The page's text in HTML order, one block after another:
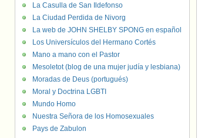
La Casulla de San Ildefonso
La Ciudad Perdida de Nivorg
La web de JOHN SHELBY SPONG en español
Los Universículos del Hermano Cortés
Mano a mano con el Pastor
Mesoletot (blog de una mujer judía y lesbiana)
Moradas de Deus (portugués)
Moral y Doctrina LGBTI
Mundo Homo
Nuestra Señora de los Homosexuales
Pays de Zabulon